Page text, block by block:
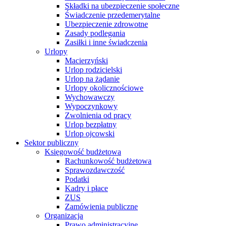
Składki na ubezpieczenie społeczne
Świadczenie przedemerytalne
Ubezpieczenie zdrowotne
Zasady podlegania
Zasiłki i inne świadczenia
Urlopy
Macierzyński
Urlop rodzicielski
Urlop na żądanie
Urlopy okolicznościowe
Wychowawczy
Wypoczynkowy
Zwolnienia od pracy
Urlop bezpłatny
Urlop ojcowski
Sektor publiczny
Księgowość budżetowa
Rachunkowość budżetowa
Sprawozdawczość
Podatki
Kadry i płace
ZUS
Zamówienia publiczne
Organizacja